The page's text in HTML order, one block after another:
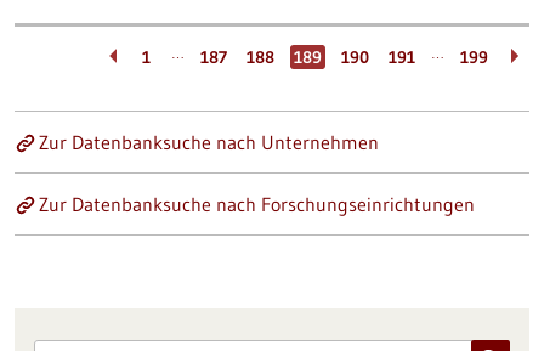
1 … 187 188 189 190 191 … 199
Zur Datenbanksuche nach Unternehmen
Zur Datenbanksuche nach Forschungseinrichtungen